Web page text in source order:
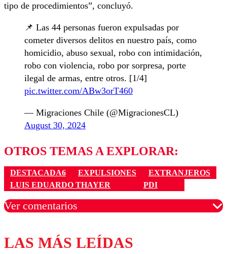
tipo de procedimientos”, concluyó.
📌 Las 44 personas fueron expulsadas por
cometer diversos delitos en nuestro país, como
homicidio, abuso sexual, robo con intimidación,
robo con violencia, robo por sorpresa, porte
ilegal de armas, entre otros. [1/4]
pic.twitter.com/ABw3orT460
— Migraciones Chile (@MigracionesCL)
August 30, 2024
OTROS TEMAS A EXPLORAR:
DESTACADA6 EXPULSIONES
EXTRANJEROS
LUIS EDUARDO THAYER
PDI
Ver comentarios
Los comentarios son moderados para garantizar un
diálogo respetuoso.
LAS MÁS LEÍDAS